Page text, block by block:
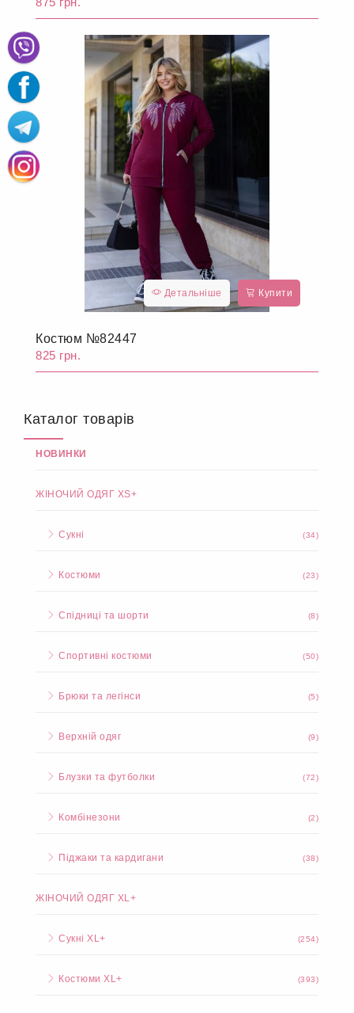
Детальніше Купити
Костюм №82447
825 грн.
Каталог товарів
НОВИНКИ
ЖІНОЧИЙ ОДЯГ XS+
Сукні (34)
Костюми (23)
Спідниці та шорти (8)
Спортивні костюми (50)
Брюки та легінси (5)
Верхній одяг (9)
Блузки та футболки (72)
Комбінезони (2)
Піджаки та кардигани (38)
ЖІНОЧИЙ ОДЯГ XL+
Сукні XL+ (254)
Костюми XL+ (393)